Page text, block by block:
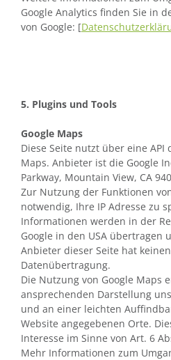
Google Analytics finden Sie in
von Google: [
5. Plugins und Tools
Google Maps
Diese Seite nutzt über eine API
Maps. Anbieter ist die Google
Parkway, Mountain View, CA
Zur Nutzung der Funktionen
notwendig, Ihre IP Adresse zu
Informationen werden in der
Google in den USA übertragen
Anbieter dieser Seite hat
Datenübertragung.
Die Nutzung von Google Maps
ansprechenden Darstellung
und an einer leichten
Website angegebenen Orte.
Interesse im Sinne von Art. 6
Mehr Informationen zum